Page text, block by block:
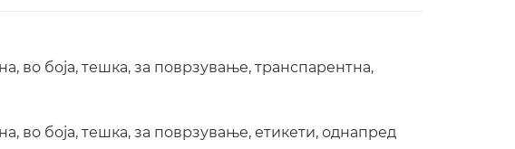
во боја, тешка, за поврзување, транспарентна,
во боја, тешка, за поврзување, етикети, однапред